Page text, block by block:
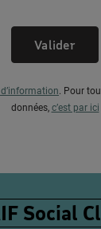
Valider
. Pour
données, c’est par ici
Social